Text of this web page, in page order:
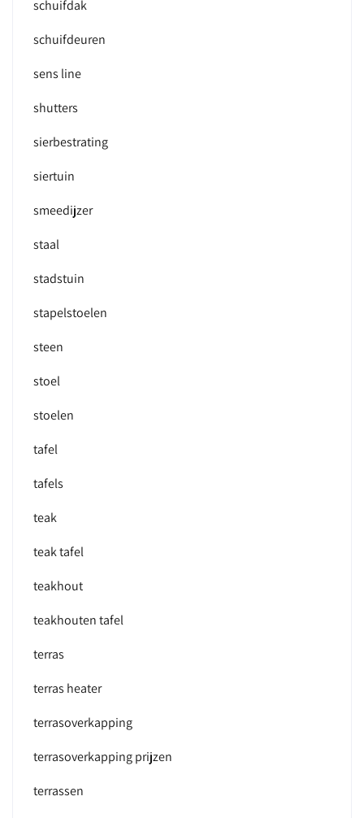
schuifdak
schuifdeuren
sens line
shutters
sierbestrating
siertuin
smeedijzer
staal
stadstuin
stapelstoelen
steen
stoel
stoelen
tafel
tafels
teak
teak tafel
teakhout
teakhouten tafel
terras
terras heater
terrasoverkapping
terrasoverkapping prijzen
terrassen